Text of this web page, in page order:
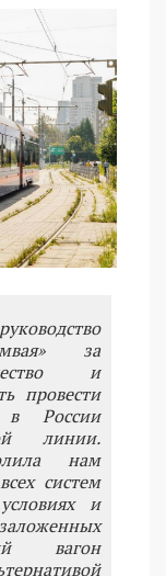
за
и
провести
в России
линии.
нам
систем
и
вагон